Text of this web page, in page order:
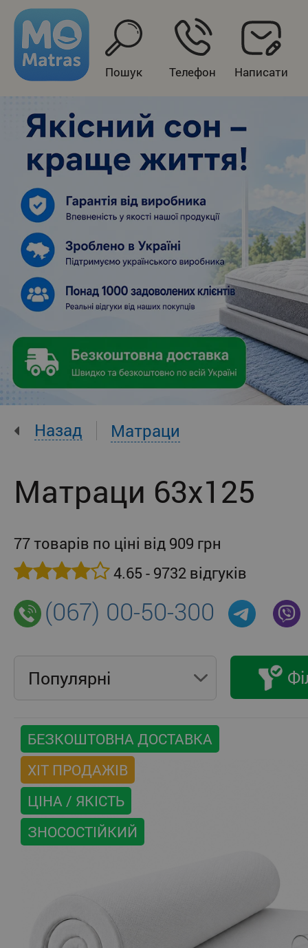
Пошук Телефон Написати
Назад Матраци
Матраци 63x125
77 товарів по ціні від 909 грн
4.65 - 9732 відгуків
(067) 00-50-300
Популярнi
БЕЗКОШТОВНА ДОСТАВКА
ХІТ ПРОДАЖІВ
ЦІНА / ЯКІСТЬ
ЗНОСОСТІЙКИЙ